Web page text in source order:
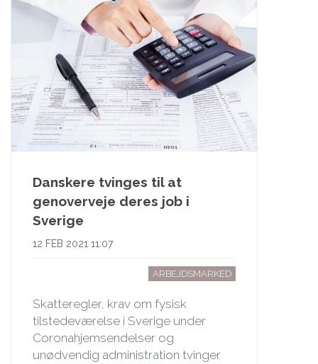
Danskere tvinges til at
genoverveje deres job i
Sverige
12 FEB 2021 11:07
ARBEJDSMARKED
Skatteregler, krav om fysisk
tilstedeværelse i Sverige under
Coronahjemsendelser og
unødvendig administration tvinger